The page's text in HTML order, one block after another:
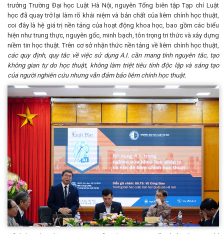
trưởng Trường Đại học Luật Hà Nội, nguyên Tổng biên tập Tạp chí Luật
học đã quay trở lại làm rõ khái niệm và bản chất của liêm chính học thuật,
coi đây là hệ giá trị nền tảng của hoạt động khoa học, bao gồm các biểu
hiện như trung thực, nguyên gốc, minh bạch, tôn trọng tri thức và xây dựng
niềm tin học thuật. Trên cơ sở nhận thức nền tảng về liêm chính học thuật,
các quy định, quy tắc về việc sử dụng A.I. cần mang tính nguyên tắc, tạo
không gian tự do học thuật, không làm triệt tiêu tính độc lập và sáng tạo
của người nghiên cứu nhưng vẫn đảm bảo liêm chính học thuật.